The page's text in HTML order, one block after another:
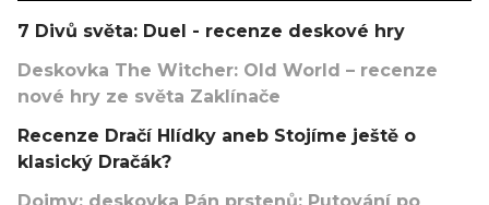
7 Divů světa: Duel - recenze deskové hry
Deskovka The Witcher: Old World – recenze
nové hry ze světa Zaklínače
Recenze Dračí Hlídky aneb Stojíme ještě o
klasický Dračák?